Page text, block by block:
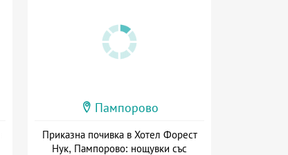
Пампорово
Приказна почивка в Хотел Форест
Нук, Пампорово: нощувки със